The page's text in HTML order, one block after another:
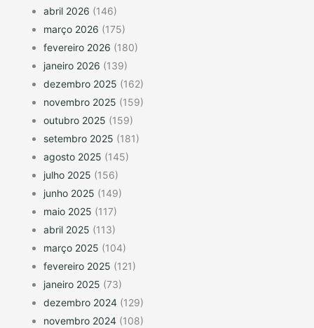
abril 2026 (146)
março 2026 (175)
fevereiro 2026 (180)
janeiro 2026 (139)
dezembro 2025 (162)
novembro 2025 (159)
outubro 2025 (159)
setembro 2025 (181)
agosto 2025 (145)
julho 2025 (156)
junho 2025 (149)
maio 2025 (117)
abril 2025 (113)
março 2025 (104)
fevereiro 2025 (121)
janeiro 2025 (73)
dezembro 2024 (129)
novembro 2024 (108)